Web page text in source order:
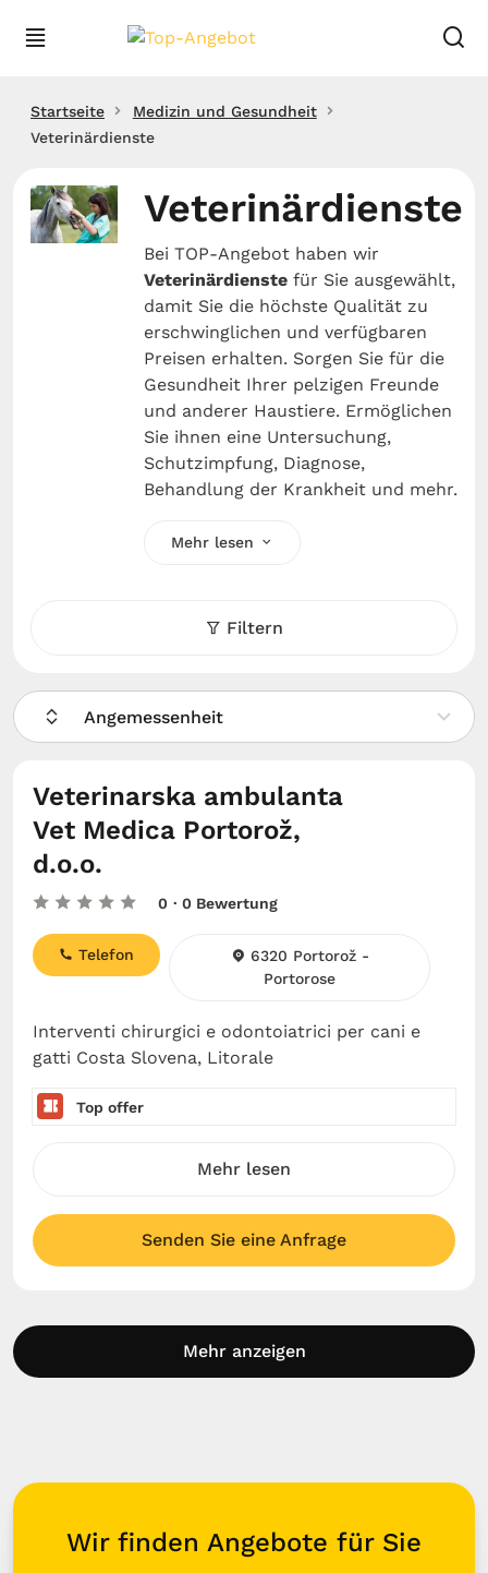
Startseite
Medizin und Gesundheit
Veterinärdienste
Veterinärdienste
Bei TOP-Angebot haben wir
Veterinärdienste für Sie ausgewählt,
damit Sie die höchste Qualität zu
erschwinglichen und verfügbaren
Preisen erhalten. Sorgen Sie für die
Gesundheit Ihrer pelzigen Freunde
und anderer Haustiere. Ermöglichen
Sie ihnen eine Untersuchung,
Schutzimpfung, Diagnose,
Behandlung der Krankheit und mehr.
Mehr lesen
Filtern
Angemessenheit
Veterinarska ambulanta
Vet Medica Portorož,
d.o.o.
0 · 0 Bewertung
Interventi chirurgici e odontoiatrici per cani e
gatti Costa Slovena, Litorale
Telefon
6320 Portorož -
Portorose
Top offer
Mehr lesen
Senden Sie eine Anfrage
Mehr anzeigen
Wir finden Angebote für Sie